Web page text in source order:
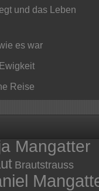
und das Leben
es war
Reise
Mangatter
Brautstrauss